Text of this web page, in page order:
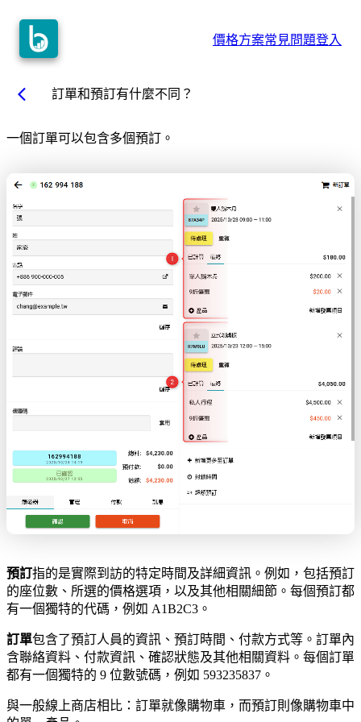
價格方案常見問題登入
arrow_back_ios 訂單和預訂有什麼不同？
一個訂單可以包含多個預訂。
預訂指的是實際到訪的特定時間及詳細資訊。例如，包括預訂
的座位數、所選的價格選項，以及其他相關細節。每個預訂都
有一個獨特的代碼，例如 A1B2C3。
訂單包含了預訂人員的資訊、預訂時間、付款方式等。訂單內
含聯絡資料、付款資訊、確認狀態及其他相關資料。每個訂單
都有一個獨特的 9 位數號碼，例如 593235837。
與一般線上商店相比：訂單就像購物車，而預訂則像購物車中